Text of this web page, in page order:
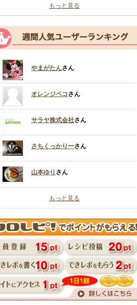
もっと見る
やまがたんさん
オレンジペコさん
サラヤ株式会社さん
さちくっかりーさん
山本ゆり さん
もっと見る